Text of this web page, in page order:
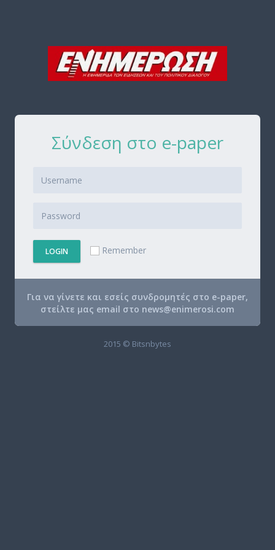
Σύνδεση στο e-paper
LOGIN Remember
Για να γίνετε και εσείς συνδρομητές στο e-paper,
στείλτε μας email στο news@enimerosi.com
2015 © Bitsnbytes